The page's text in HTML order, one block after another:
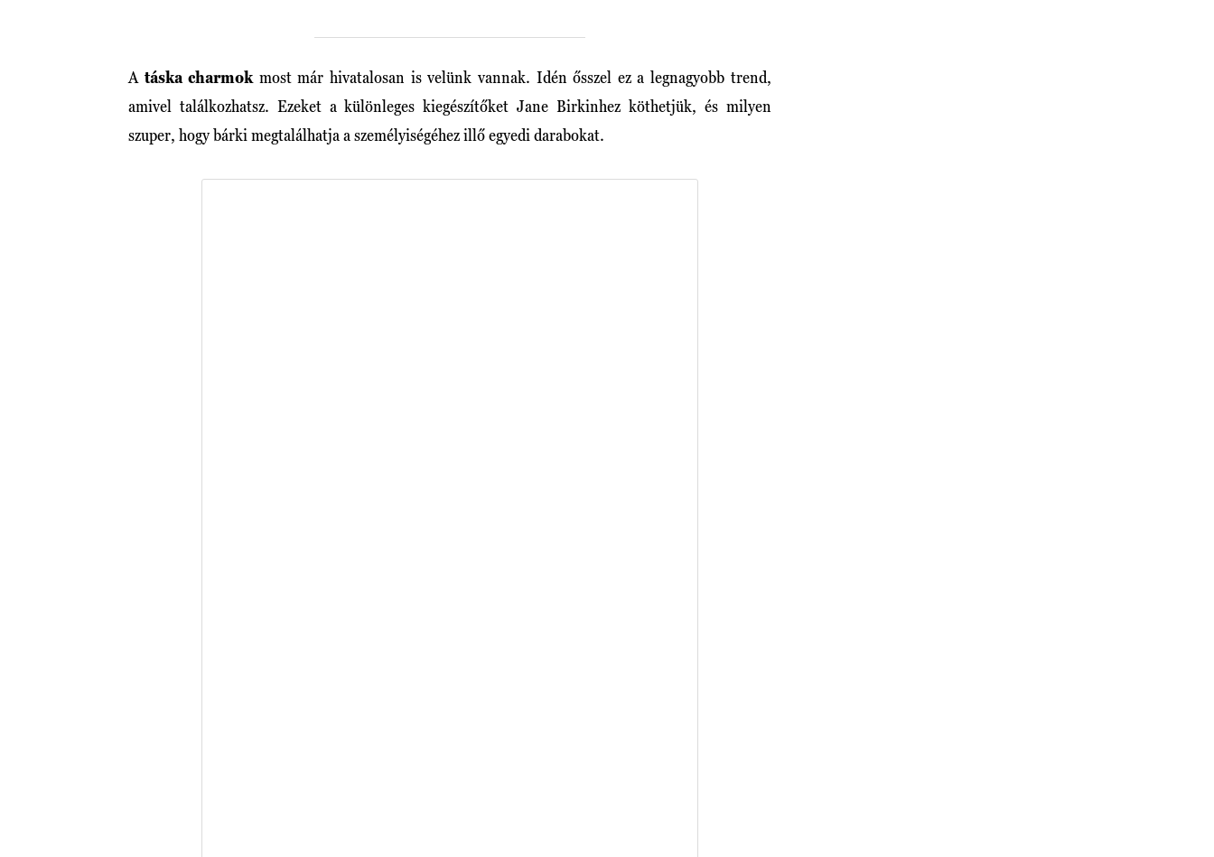
A táska charmok most már hivatalosan is velünk vannak. Idén ősszel ez a legnagyobb trend,
amivel találkozhatsz. Ezeket a különleges kiegészítőket Jane Birkinhez köthetjük, és milyen
szuper, hogy bárki megtalálhatja a személyiségéhez illő egyedi darabokat.